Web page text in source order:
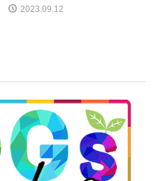
2023.09.12